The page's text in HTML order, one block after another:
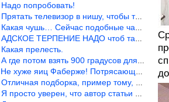
Надо попробовать!
Прятать телевизор в нишу, чтобы тепло от ТВ не отводилось и теле
Какая чушь… Сейчас подобные часы в магазине стоят меньше 10 долл
АДСКОЕ ТЕРПЕНИЕ НАДО чтоб такое вышить
Какая прелесть.
А где потом взять 900 градусов для обжига?
Не хуже яиц Фаберже! Потрясающе!!! Молодчина....!!!
Отличная подборка, пример тому, чем можно и сейчас заниматься…
Я просто уверен, что автор статьи никогда не будет использовать